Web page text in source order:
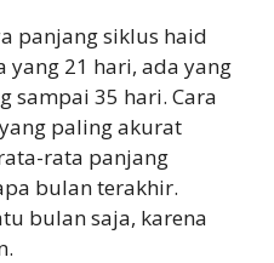
panjang siklus haid
yang 21 hari, ada yang
sampai 35 hari. Cara
paling akurat
rata panjang
bulan terakhir.
bulan saja, karena